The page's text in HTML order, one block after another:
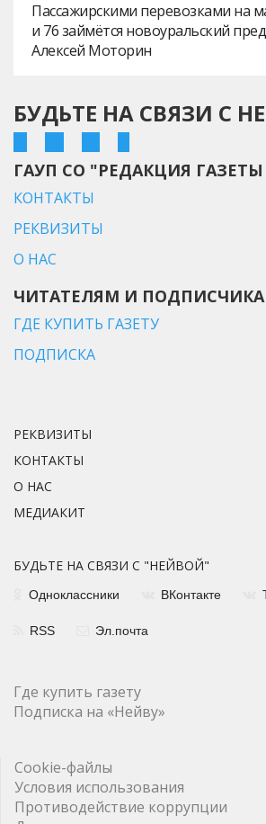
Пассажирскими перевозками на
и 76 займётся новоуральский
Алексей Моторин
БУДЬТЕ НА СВЯЗИ С
ГАУП СО "РЕДАКЦИЯ
КОНТАКТЫ
РЕКВИЗИТЫ
О НАС
ЧИТАТЕЛЯМ И
ГДЕ КУПИТЬ ГАЗЕТУ
ПОДПИСКА
РЕКВИЗИТЫ
КОНТАКТЫ
О НАС
МЕДИАКИТ
БУДЬТЕ НА СВЯЗИ С "НЕЙВОЙ"
Одноклассники ВКонтакте
RSS Эл.почта
Где купить газету
Подписка на «Нейву»
Cookie-файлы
Условия использования
Противодействие коррупции